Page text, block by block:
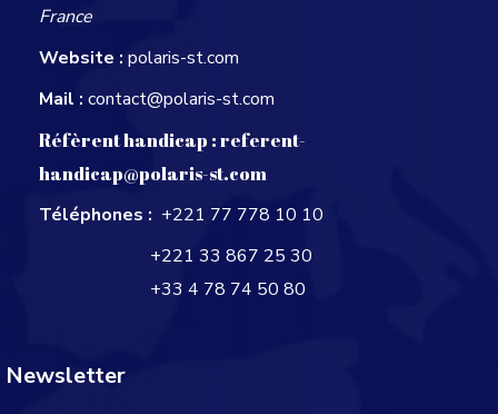
France
Website : polaris-st.com
Mail : contact@polaris-st.com
Réfèrent handicap :referent-
handicap@polaris-st.com
Téléphones : +221 77 778 10 10
+221 33 867 25 30
+33 4 78 74 50 80
Newsletter